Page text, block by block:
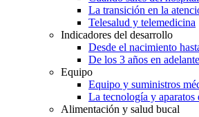
La transición en la
Telesalud y telemedicina
Indicadores del desarrollo
Desde el nacimiento
De los 3 años en adelante
Equipo
Equipo y suministros
La tecnología y aparatos
Alimentación y salud bucal